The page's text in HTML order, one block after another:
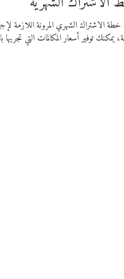
الاشتراك الشهري المرونة
يمكنك توفير أسعار المكالمات التي تجريها